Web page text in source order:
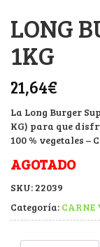
LONG
1KG
21,64€
La Long Burger
KG) para que
100 % vegetales –
AGOTADO
SKU: 22039
Categoría: CARNE